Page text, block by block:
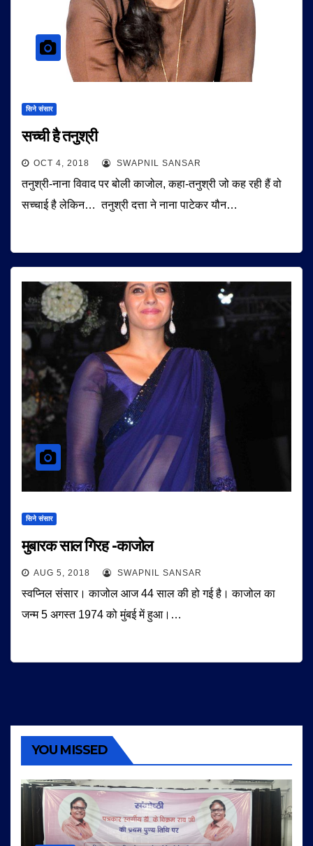
सिने संसार
सच्ची है तनुश्री
OCT 4, 2018 SWAPNIL SANSAR
तनुश्री-नाना विवाद पर बोली काजोल, कहा-तनुश्री जो कह रही हैं वो
सच्चाई है लेकिन… तनुश्री दत्ता ने नाना पाटेकर यौन…
सिने संसार
मुबारक साल गिरह -काजोल
AUG 5, 2018 SWAPNIL SANSAR
स्वप्निल संसार। काजोल आज 44 साल की हो गई है। काजोल का
जन्म 5 अगस्त 1974 को मुंबई में हुआ।…
YOU MISSED